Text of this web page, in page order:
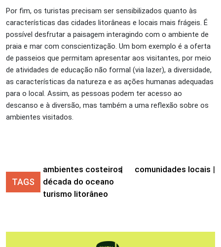
Por fim, os turistas precisam ser sensibilizados quanto às
características das cidades litorâneas e locais mais frágeis. É
possível desfrutar a paisagem interagindo com o ambiente de
praia e mar com conscientização. Um bom exemplo é a oferta
de passeios que permitam apresentar aos visitantes, por meio
de atividades de educação não formal (via lazer), a diversidade,
as características da natureza e as ações humanas adequadas
para o local. Assim, as pessoas podem ter acesso ao
descanso e à diversão, mas também a uma reflexão sobre os
ambientes visitados.
TAGS
ambientes costeiros| comunidades locais |
década do oceano
turismo litorâneo